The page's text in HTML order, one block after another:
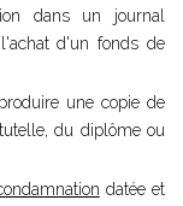
dans un journal
d'un fonds de
une copie de
du diplôme ou
datée et